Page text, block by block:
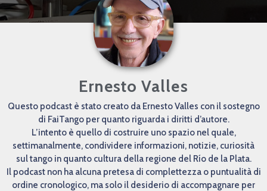
Ernesto Valles
Questo podcast è stato creato da Ernesto Valles con il sostegno
di FaiTango per quanto riguarda i diritti d’autore.
L’intento è quello di costruire uno spazio nel quale,
settimanalmente, condividere informazioni, notizie, curiosità
sul tango in quanto cultura della regione del Río de la Plata.
Il podcast non ha alcuna pretesa di complettezza o puntualità di
ordine cronologico, ma solo il desiderio di accompagnare per